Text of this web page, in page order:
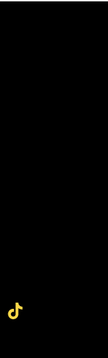
TikTok